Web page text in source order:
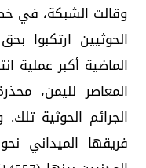
وقالت الشبكة، في
الحوثيين ارتكبوا
الماضية أكبر عملية
المعاصر لليمن،
الجرائم الحوثية